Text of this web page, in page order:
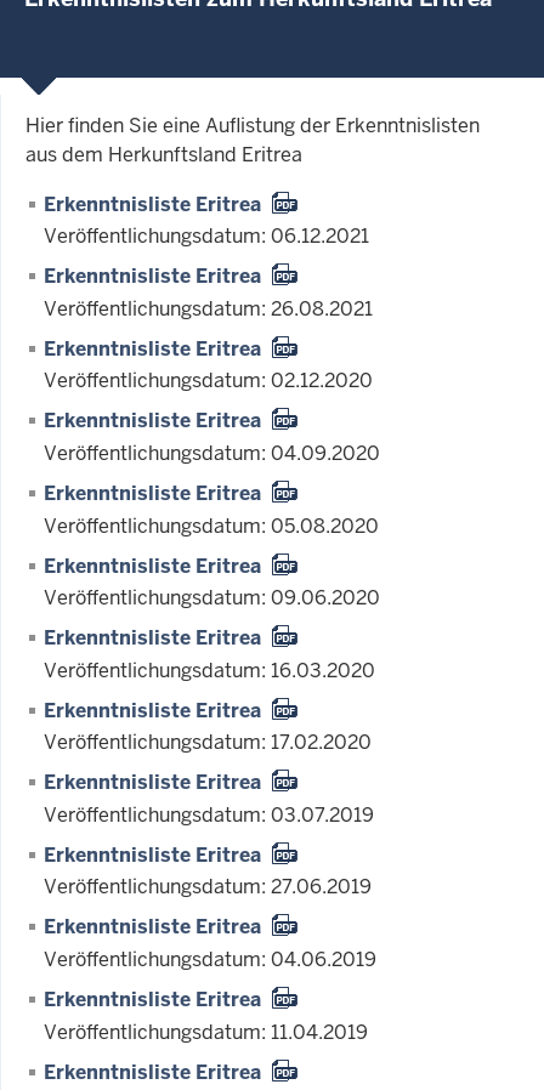
Hier finden Sie eine Auflistung der Erkenntnislisten
aus dem Herkunftsland Eritrea
Erkenntnisliste Eritrea
Veröffentlichungsdatum: 06.12.2021
Erkenntnisliste Eritrea
Veröffentlichungsdatum: 26.08.2021
Erkenntnisliste Eritrea
Veröffentlichungsdatum: 02.12.2020
Erkenntnisliste Eritrea
Veröffentlichungsdatum: 04.09.2020
Erkenntnisliste Eritrea
Veröffentlichungsdatum: 05.08.2020
Erkenntnisliste Eritrea
Veröffentlichungsdatum: 09.06.2020
Erkenntnisliste Eritrea
Veröffentlichungsdatum: 16.03.2020
Erkenntnisliste Eritrea
Veröffentlichungsdatum: 17.02.2020
Erkenntnisliste Eritrea
Veröffentlichungsdatum: 03.07.2019
Erkenntnisliste Eritrea
Veröffentlichungsdatum: 27.06.2019
Erkenntnisliste Eritrea
Veröffentlichungsdatum: 04.06.2019
Erkenntnisliste Eritrea
Veröffentlichungsdatum: 11.04.2019
Erkenntnisliste Eritrea